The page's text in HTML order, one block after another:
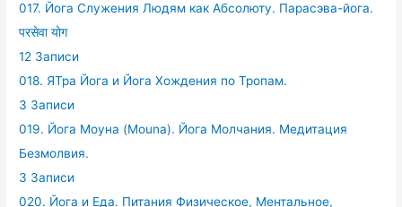
017. Йога Служения Людям как Абсолюту. Парасэва-йога.
परसेवा योग
12 Записи
018. ЯТра Йога и Йога Хождения по Тропам.
3 Записи
019. Йога Моуна (Mouna). Йога Молчания. Медитация
Безмолвия.
3 Записи
020. Йога и Еда. Питания Физическое, Ментальное,